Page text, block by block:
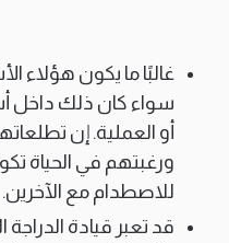
غالبًا ما يكون هؤلاء
سواء كان ذلك داخل
أو العملية. إن
ورغبتهم في الحياة
للاصطدام مع الآخرين.
قد تعبر قيادة الدراجة